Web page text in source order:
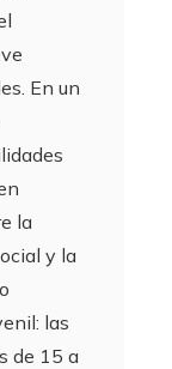
En un
la
y la
las
de 15 a